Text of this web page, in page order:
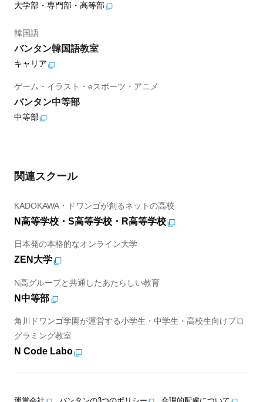
大学部・専門部・高等部
韓国語
バンタン韓国語教室
キャリア
ゲーム・イラスト・eスポーツ・アニメ
バンタン中等部
中等部
関連スクール
KADOKAWA・ドワンゴが創るネットの高校
N高等学校・S高等学校・R高等学校
日本発の本格的なオンライン大学
ZEN大学
N高グループと共通したあたらしい教育
N中等部
角川ドワンゴ学園が運営する小学生・中学生・高校生向けプロ
グラミング教室
N Code Labo